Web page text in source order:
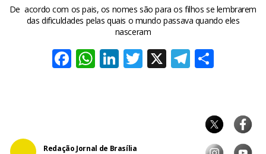
De acordo com os pais, os nomes são para os filhos se lembrarem
das dificuldades pelas quais o mundo passava quando eles
nasceram
Facebook
WhatsApp
LinkedIn
Twitter
X
Redação Jornal de Brasília